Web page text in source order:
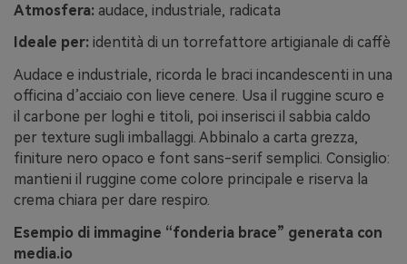
Atmosfera: audace, industriale, radicata
Ideale per: identità di un torrefattore artigianale di caffè
Audace e industriale, ricorda le braci incandescenti in una
officina d’acciaio con lieve cenere. Usa il ruggine scuro e
il carbone per loghi e titoli, poi inserisci il sabbia caldo
per texture sugli imballaggi. Abbinalo a carta grezza,
finiture nero opaco e font sans-serif semplici. Consiglio:
mantieni il ruggine come colore principale e riserva la
crema chiara per dare respiro.
Esempio di immagine “fonderia brace” generata con
media.io